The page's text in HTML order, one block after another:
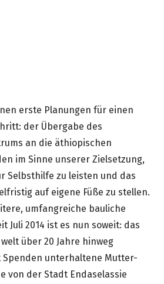
erste Planungen für einen
der Übergabe des
an die äthiopischen
im Sinne unserer Zielsetzung,
Selbsthilfe zu leisten und das
auf eigene Füße zu stellen.
umfangreiche bauliche
Juli 2014 ist es nun soweit: das
über 20 Jahre hinweg
Spenden unterhaltene Mutter-
von der Stadt Endaselassie